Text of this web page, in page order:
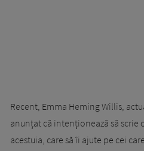
Recent, Emma Heming Willis,
anunțat că intenționează să scrie
acestuia, care să îi ajute pe cei